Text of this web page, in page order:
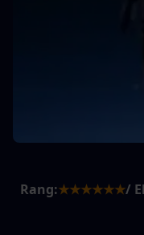
Rang:★★★★★★/